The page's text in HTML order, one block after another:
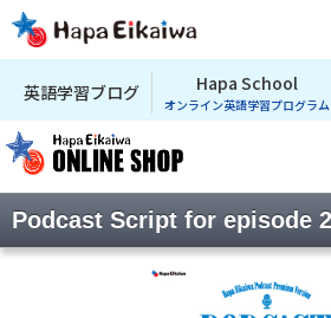
英語学習ブログ Hapa School
オンライン英語学習プログラム